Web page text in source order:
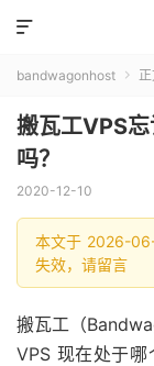

bandwagonhost 
搬瓦工VPS
吗？
2020-12-10
本文于 2026-
失效，请留言
搬瓦工（
VPS 现在处于哪